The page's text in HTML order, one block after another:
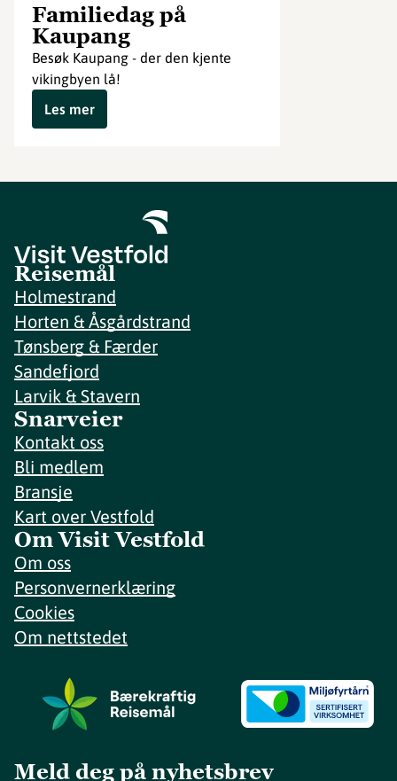
Familiedag på
Kaupang
Besøk Kaupang - der den kjente
vikingbyen lå!
Les mer
Reisemål
Holmestrand
Horten & Åsgårdstrand
Tønsberg & Færder
Sandefjord
Larvik & Stavern
Snarveier
Kontakt oss
Bli medlem
Bransje
Kart over Vestfold
Om Visit Vestfold
Om oss
Personvernerklæring
Cookies
Om nettstedet
Meld deg på nyhetsbrev